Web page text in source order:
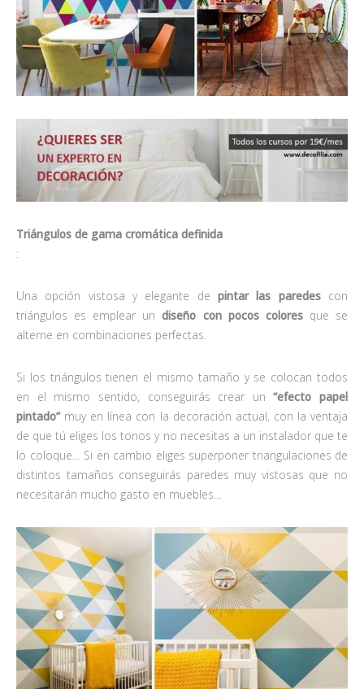
Triángulos de gama cromática definida
:
Una opción vistosa y elegante de pintar las paredescon
triángulos es emplear undiseño con pocos coloresque se
alterne en combinaciones perfectas.
Si los triángulos tienen el mismo tamaño y se colocan todos
en el mismo sentido, conseguirás crear un“efecto papel
pintado”muy en línea con la decoración actual, con la ventaja
de que tú eliges los tonos y no necesitas a un instalador que te
lo coloque… Si en cambio eliges superponer triangulaciones de
distintos tamaños conseguirás paredes muy vistosas que no
necesitarán mucho gasto en muebles…